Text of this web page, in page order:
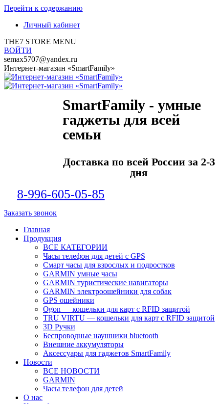
Перейти к содержанию
Личный кабинет
THE7 STORE MENU
ВОЙТИ
semax5707@yandex.ru
Интернет-магазин «SmartFamily»
SmartFamily - умные
гаджеты для всей
семьи
Доставка по всей России за 2-3
дня
8-996-605-05-85
Заказать звонок
Главная
Продукция
ВСЕ КАТЕГОРИИ
Часы телефон для детей с GPS
Смарт часы для взрослых и подростков
GARMIN умные часы
GARMIN туристические навигаторы
GARMIN электроошейники для собак
GPS ошейники
Ogon — кошельки для карт с RFID защитой
TRU VIRTU — кошельки для карт с RFID защитой
3D Ручки
Беспроводные наушники bluetooth
Внешние аккумуляторы
Аксессуары для гаджетов SmartFamily
Новости
ВСЕ НОВОСТИ
GARMIN
Часы телефон для детей
О нас